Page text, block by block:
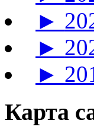
►
►
►
Карта